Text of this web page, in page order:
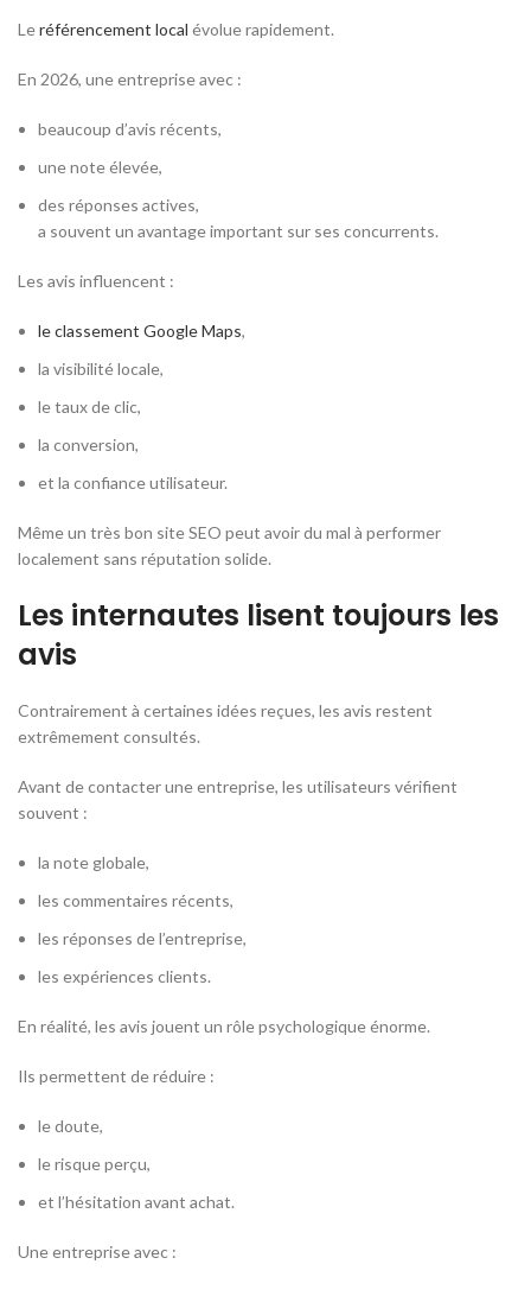
Leréférencement local évolue rapidement.
En 2026, une entreprise avec :
beaucoup d’avis récents,
une note élevée,
des réponses actives,
a souvent un avantage important sur ses concurrents.
Les avis influencent :
le classement Google Maps,
la visibilité locale,
le taux de clic,
la conversion,
et la confiance utilisateur.
Même un très bon site SEO peut avoir du mal à performer
localement sans réputation solide.
Les internautes lisent toujours les
avis
Contrairement à certaines idées reçues, les avis restent
extrêmement consultés.
Avant de contacter une entreprise, les utilisateurs vérifient
souvent :
la note globale,
les commentaires récents,
les réponses de l’entreprise,
les expériences clients.
En réalité, les avis jouent un rôle psychologique énorme.
Ils permettent de réduire :
le doute,
le risque perçu,
et l’hésitation avant achat.
Une entreprise avec :